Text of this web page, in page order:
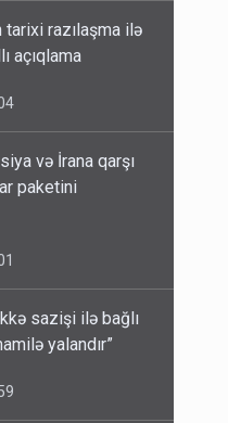
tarixi razılaşma ilə
açıqlama
və İrana qarşı
paketini
sazişi ilə bağlı
yalandır”